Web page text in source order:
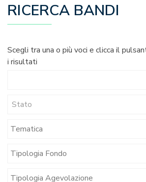
RICERCA BANDI
Scegli tra una o più voci e clicca il
i risultati
Stato